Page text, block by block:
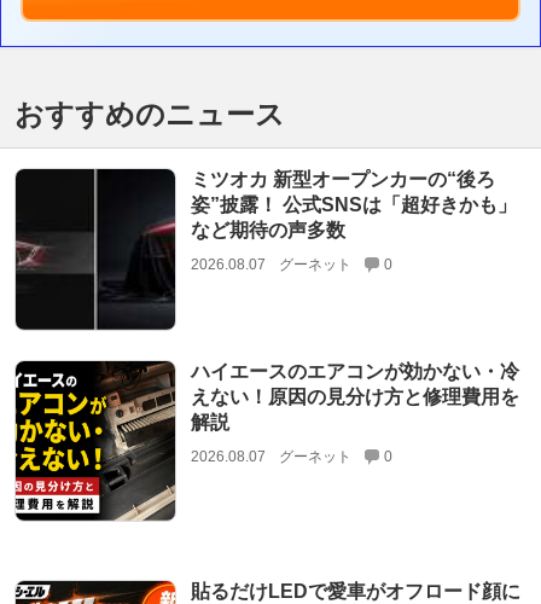
おすすめのニュース
ミツオカ 新型オープンカーの“後ろ
姿”披露！ 公式SNSは「超好きかも」
など期待の声多数
2026.08.07 グーネット 0
ハイエースのエアコンが効かない・冷
えない！原因の見分け方と修理費用を
解説
2026.08.07 グーネット 0
貼るだけLEDで愛車がオフロード顔に